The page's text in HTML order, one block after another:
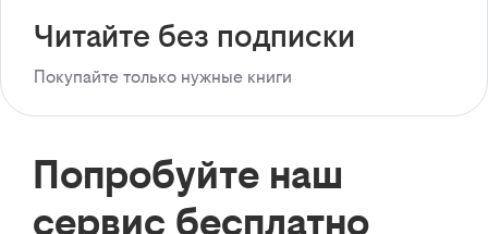
Читайте без подписки
Покупайте только нужные книги
Попробуйте наш
сервис бесплатно